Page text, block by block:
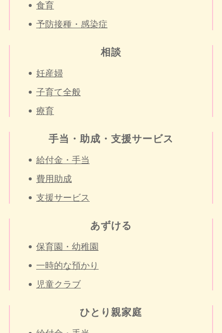
食育
予防接種・感染症
相談
妊産婦
子育て全般
療育
手当・助成・支援サービス
給付金・手当
費用助成
支援サービス
あずける
保育園・幼稚園
一時的な預かり
児童クラブ
ひとり親家庭